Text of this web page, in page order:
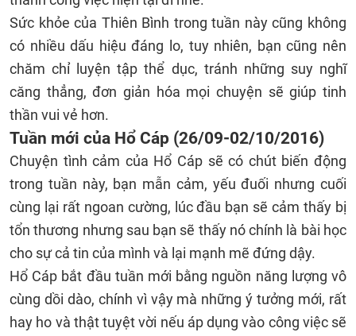
Sức khỏe của Thiên Bình trong tuần này cũng không
có nhiều dấu hiệu đáng lo, tuy nhiên, bạn cũng nên
chăm chỉ luyện tập thể dục, tránh những suy nghĩ
căng thẳng, đơn giản hóa mọi chuyện sẽ giúp tinh
thần vui vẻ hơn.
Tuần mới của Hổ Cáp (26/09-02/10/2016)
Chuyện tình cảm của Hổ Cáp sẽ có chút biến động
trong tuần này, bạn mẫn cảm, yếu đuối nhưng cuối
cùng lại rất ngoan cường, lúc đầu bạn sẽ cảm thấy bị
tổn thương nhưng sau bạn sẽ thấy nó chính là bài học
cho sự cả tin của mình và lại mạnh mẽ đứng dậy.
Hổ Cáp bắt đầu tuần mới bằng nguồn năng lượng vô
cùng dồi dào, chính vì vậy mà những ý tưởng mới, rất
hay ho và thật tuyệt vời nếu áp dụng vào công việc sẽ